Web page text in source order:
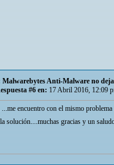
Malwarebytes Anti-Malware no
#6 en:17 Abril 2016, 12:09
encuentro con el mismo
solución....muchas gracias y un